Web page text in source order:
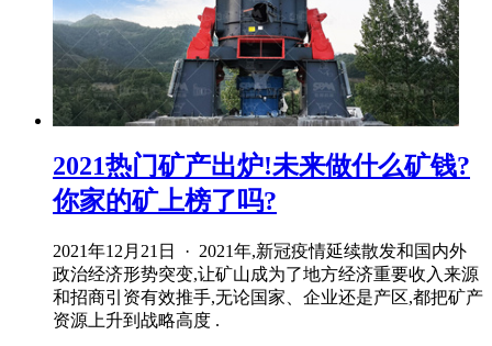
2021热门矿产出炉!未来做什么矿钱?
你家的矿上榜了吗?
2021年12月21日 · 2021年,新冠疫情延续散发和国内外
政治经济形势突变,让矿山成为了地方经济重要收入来源
和招商引资有效推手,无论国家、企业还是产区,都把矿产
资源上升到战略高度 .